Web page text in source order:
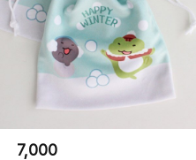
7,000